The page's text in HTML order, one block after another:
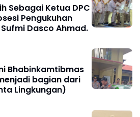
Sebagai Ketua DPC
Pengukuhan
Dasco Ahmad.
Bhabinkamtibmas
bagian dari
Lingkungan)